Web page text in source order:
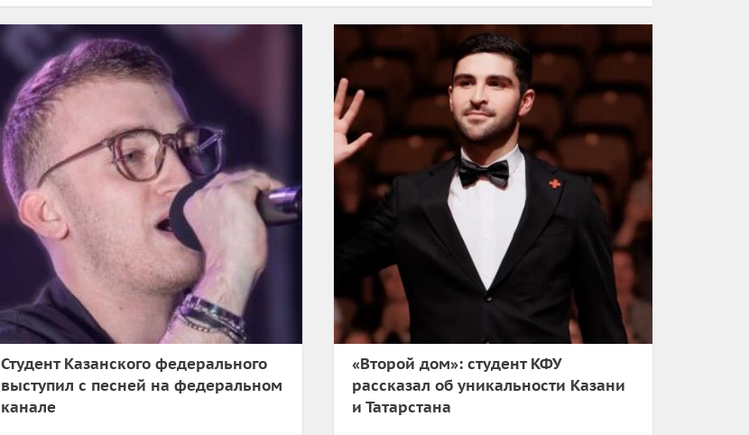
Студент Казанского федерального
выступил с песней на федеральном
канале
«Второй дом»: студент КФУ
рассказал об уникальности Казани
и Татарстана